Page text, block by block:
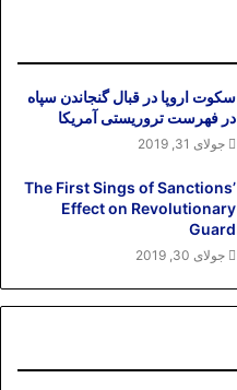
سکوت اروپا در قبال گنجاندن سپاه
در فهرست تروریستی آمریکا
جولای 31, 2019
The First Sings of Sanctions’
Effect on Revolutionary
Guard
جولای 30, 2019